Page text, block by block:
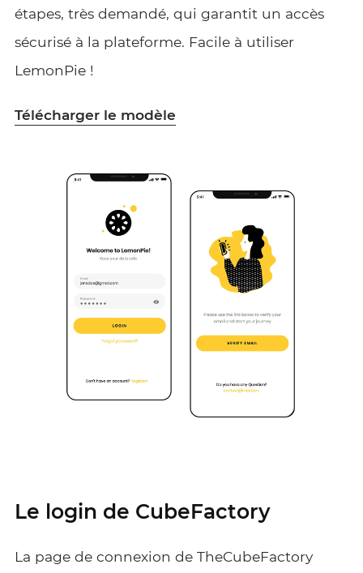
étapes, très demandé, qui garantit un accès
sécurisé à la plateforme. Facile à utiliser
LemonPie !
Télécharger le modèle
Le login de CubeFactory
La page de connexion de TheCubeFactory